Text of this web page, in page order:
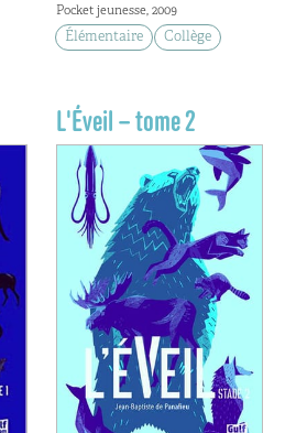
Pocket jeunesse, 2009
Élémentaire Collège
L'Éveil – tome 2